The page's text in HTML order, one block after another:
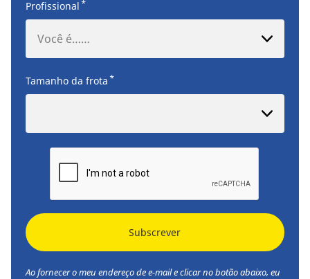
Profissional *
Você é……
Tamanho da frota *
Subscrever
Ao fornecer o meu endereço de e-mail e clicar no botão abaixo, eu